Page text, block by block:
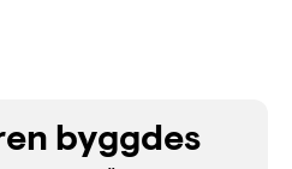
byggdes